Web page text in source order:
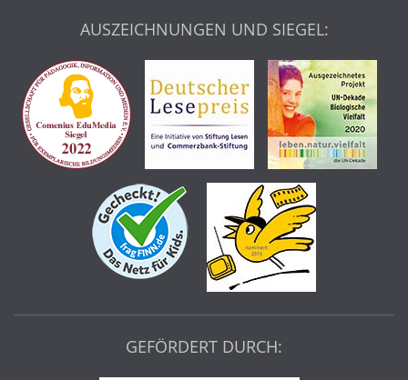
AUSZEICHNUNGEN UND SIEGEL:
GEFÖRDERT DURCH: